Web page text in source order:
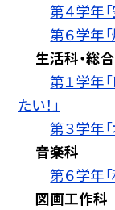
第４学年
第６学年
生活科・総
第１学年
たい！」
第３学年
音楽科
第６学年
図画工作科